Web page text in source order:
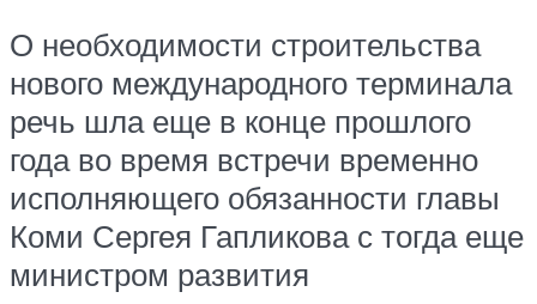
О необходимости строительства
нового международного терминала
речь шла еще в конце прошлого
года во время встречи временно
исполняющего обязанности главы
Коми Сергея Гапликова с тогда еще
министром развития